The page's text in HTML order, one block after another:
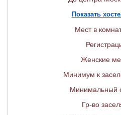
Показать
Мест в
Женские
Минимум к
Минимальный
Гр-во